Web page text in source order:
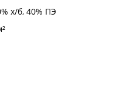
х/б, 40% ПЭ